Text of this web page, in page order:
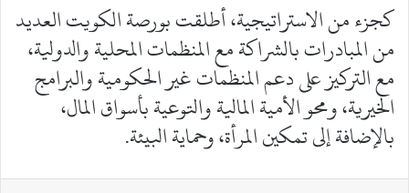
كجزء من الاستراتيجية، أطلقت بورصة الكويت العديد
من المبادرات بالشراكة مع المنظمات المحلية والدولية،
مع التركيز على دعم المنظمات غير الحكومية والبرامج
الخيرية، ومحو الأمية المالية والتوعية بأسواق المال،
بالإضافة إلى تمكين المرأة، وحماية البيئة.